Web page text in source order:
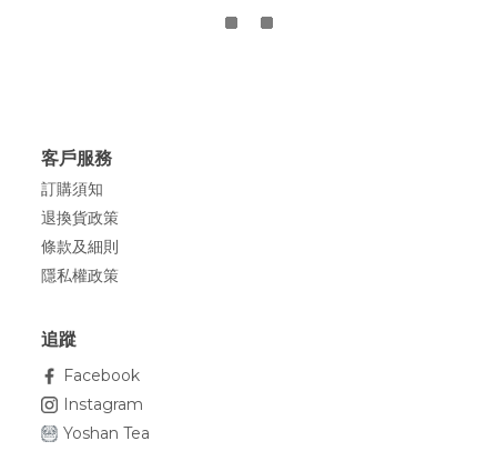
客戶服務
訂購須知
退換貨政策
條款及細則
隱私權政策
追蹤
Facebook
Instagram
Yoshan Tea